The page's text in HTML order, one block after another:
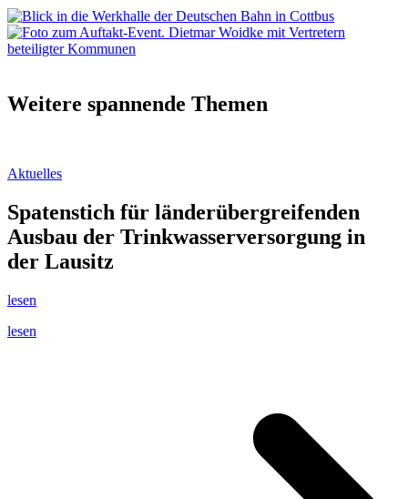
Weitere spannende Themen
Aktuelles
Spatenstich für länderübergreifenden
Ausbau der Trinkwasserversorgung in
der Lausitz
lesen
lesen